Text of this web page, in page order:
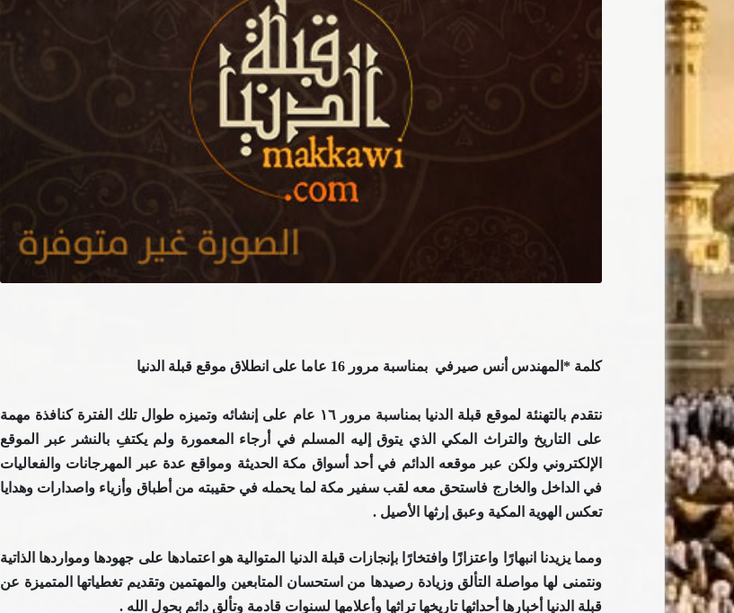
كلمة *المهندس أنس صيرفي بمناسبة مرور 16 عاما على انطلاق موقع قبلة الدنيا
نتقدم بالتهنئة لموقع قبلة الدنيا بمناسبة مرور ١٦ عام على إنشائه وتميزه طوال تلك الفترة كنافذة مهمة
على التاريخوالتراث المكي الذي يتوق إليه المسلم في أرجاء المعمورة ولم يكتفِ بالنشر عبر الموقع
الإلكتروني ولكن عبر موقعه الدائم في أحد أسواق مكة الحديثة ومواقع عدة عبر المهرجانات والفعاليات
في الداخل والخارج فاستحق معه لقب سفير مكة لما يحمله في حقيبته من أطباق وأزياء واصدارات وهدايا
تعكس الهوية المكية وعبق إرثها الأصيل .
ومما يزيدنا انبهارًا واعتزازًا وافتخارًا بإنجازات قبلة الدنيا المتوالية هو اعتمادها على جهودها ومواردها الذاتية
ونتمنى لها مواصلة
التألق وزيادة رصيدها من استحسان المتابعين والمهتمين وتقديم تغطياتها المتميزة عن
قبلة الدنيا أخبارها أحداثها تاريخها تراثها وأعلامها لسنوات قادمة وتألق دائم بحول الله .